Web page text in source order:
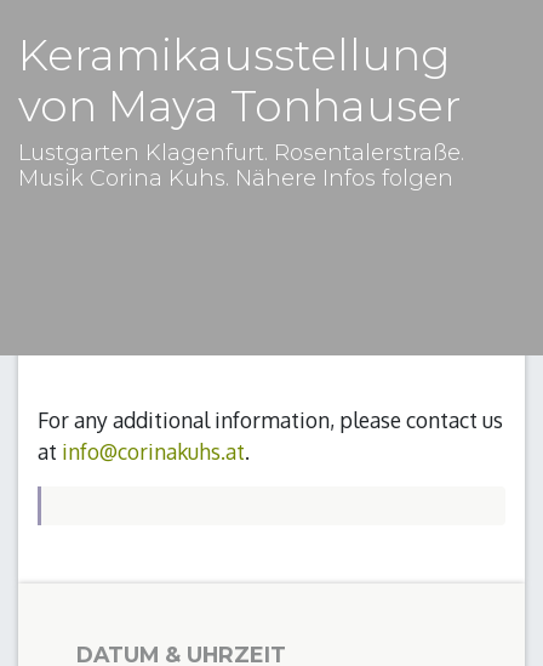
Keramikausstellung
von Maya Tonhauser
Lustgarten Klagenfurt. Rosentalerstraße.
Musik Corina Kuhs. Nähere Infos folgen
For any additional information, please contact us
at info@corinakuhs.at.
DATUM & UHRZEIT